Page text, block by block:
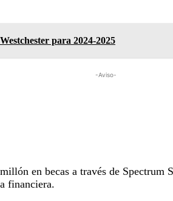
para 2024-2025
-Aviso-
en becas a través de
financiera.